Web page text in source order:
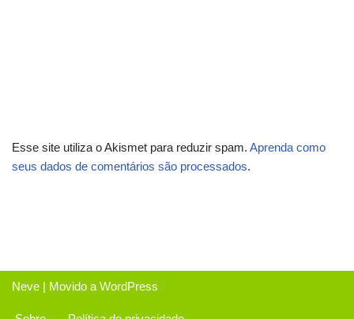
Esse site utiliza o Akismet para reduzir spam. Aprenda como
seus dados de comentários são processados.
Neve | Movido a WordPress